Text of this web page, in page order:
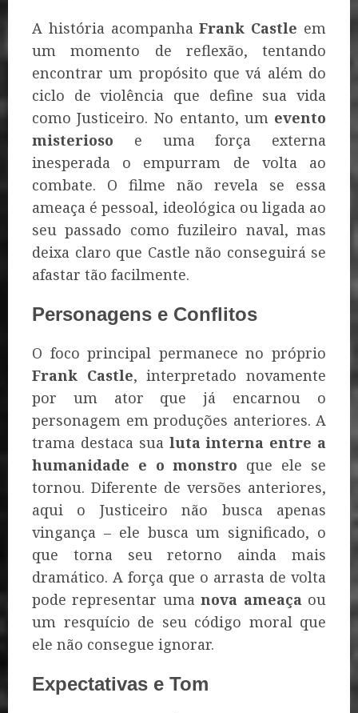
A história acompanhaFrank Castle em
um momento de reflexão, tentando
encontrar um propósito que vá além do
ciclo de violência que define sua vida
como Justiceiro. No entanto, um evento
misterioso e uma força externa
inesperada o empurram de volta ao
combate. O filme não revela se essa
ameaça é pessoal, ideológica ou ligada ao
seu passado como fuzileiro naval, mas
deixa claro que Castle não conseguirá se
afastar tão facilmente.
Personagens e Conflitos
O foco principal permanece no próprio
Frank Castle, interpretado novamente
por um ator que já encarnou o
personagem em produções anteriores. A
trama destaca sua luta interna entre a
humanidade e o monstro que ele se
tornou. Diferente de versões anteriores,
aqui o Justiceiro não busca apenas
vingança – ele busca um significado, o
que torna seu retorno ainda mais
dramático. A força que o arrasta de volta
pode representar umanova ameaçaou
um resquício de seu código moral que
ele não consegue ignorar.
Expectativas e Tom